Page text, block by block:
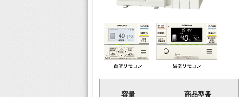
容量 商品型番